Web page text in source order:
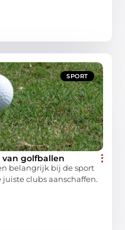
SPORT
golfballen
belangrijk bij de sport
clubs aanschaffen.